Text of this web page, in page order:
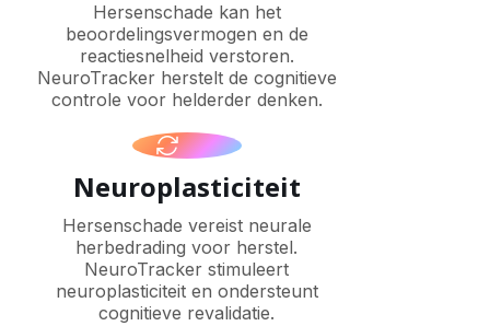
Hersenschade kan het
beoordelingsvermogen en de
reactiesnelheid verstoren.
NeuroTracker herstelt de cognitieve
controle voor helderder denken.
Neuroplasticiteit
Hersenschade vereist neurale
herbedrading voor herstel.
NeuroTracker stimuleert
neuroplasticiteit en ondersteunt
cognitieve revalidatie.